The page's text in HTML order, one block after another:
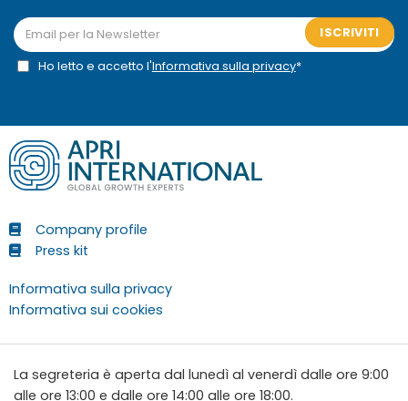
ISCRIVITI
Ho letto e accetto l'Informativa sulla privacy*
Company profile
Press kit
Informativa sulla privacy
Informativa sui cookies
La segreteria è aperta dal lunedì al venerdì dalle ore 9:00
alle ore 13:00 e dalle ore 14:00 alle ore 18:00.